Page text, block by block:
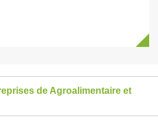
de Agroalimentaire et